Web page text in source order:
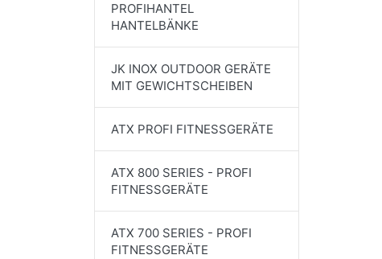
PROFIHANTEL
HANTELBÄNKE
JK INOX OUTDOOR GERÄTE
MIT GEWICHTSCHEIBEN
ATX PROFI FITNESSGERÄTE
ATX 800 SERIES - PROFI
FITNESSGERÄTE
ATX 700 SERIES - PROFI
FITNESSGERÄTE